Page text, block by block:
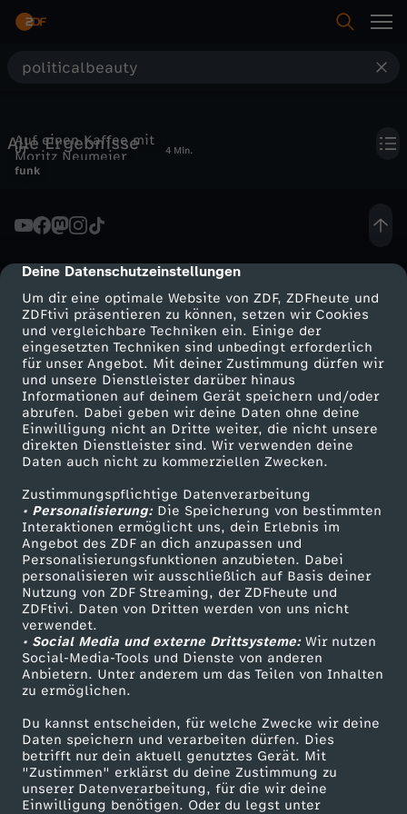
cmp-dialog-description
Deine Datenschutzeinstellungen
Um dir eine optimale Website von ZDF, ZDFheute und
ZDFtivi präsentieren zu können, setzen wir Cookies
und vergleichbare Techniken ein. Einige der
eingesetzten Techniken sind unbedingt erforderlich
für unser Angebot. Mit deiner Zustimmung dürfen wir
und unsere Dienstleister darüber hinaus
Informationen auf deinem Gerät speichern und/oder
abrufen. Dabei geben wir deine Daten ohne deine
Einwilligung nicht an Dritte weiter, die nicht unsere
direkten Dienstleister sind. Wir verwenden deine
Daten auch nicht zu kommerziellen Zwecken.
Zustimmungspflichtige Datenverarbeitung
• Personalisierung:Die Speicherung von bestimmten
Interaktionen ermöglicht uns, dein Erlebnis im
Angebot des ZDF an dich anzupassen und
Personalisierungsfunktionen anzubieten. Dabei
personalisieren wir ausschließlich auf Basis deiner
Nutzung von ZDF Streaming, der ZDFheute und
ZDFtivi. Daten von Dritten werden von uns nicht
verwendet.
• Social Media und externe Drittsysteme:Wir nutzen
Social-Media-Tools und Dienste von anderen
Anbietern. Unter anderem um das Teilen von Inhalten
zu ermöglichen.
Du kannst entscheiden, für welche Zwecke wir deine
Daten speichern und verarbeiten dürfen. Dies
betrifft nur dein aktuell genutztes Gerät. Mit
"Zustimmen" erklärst du deine Zustimmung zu
unserer Datenverarbeitung, für die wir deine
Einwilligung benötigen. Oder du legst unter
c
e
Alle Ergebnisse
Auf einen Kaffee mit
Moritz Neumeier
SOKO Chemnitz - Moritz
funk
UT 4 Min.
Mehr ZDF
ZDF-Apps
Smart TV
ZDFtext
Livestreams
Sendungen A-Z
TV-Programm
Service
ZDFmitreden
Kontakt zum ZDF
Tickets
Zuschauerservice
Hilfe
ZDF Unternehmen
Karriere
ZDF goes Schule
Werbefernsehen
Mainzelmännchen